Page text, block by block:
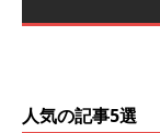
人気の記事5選